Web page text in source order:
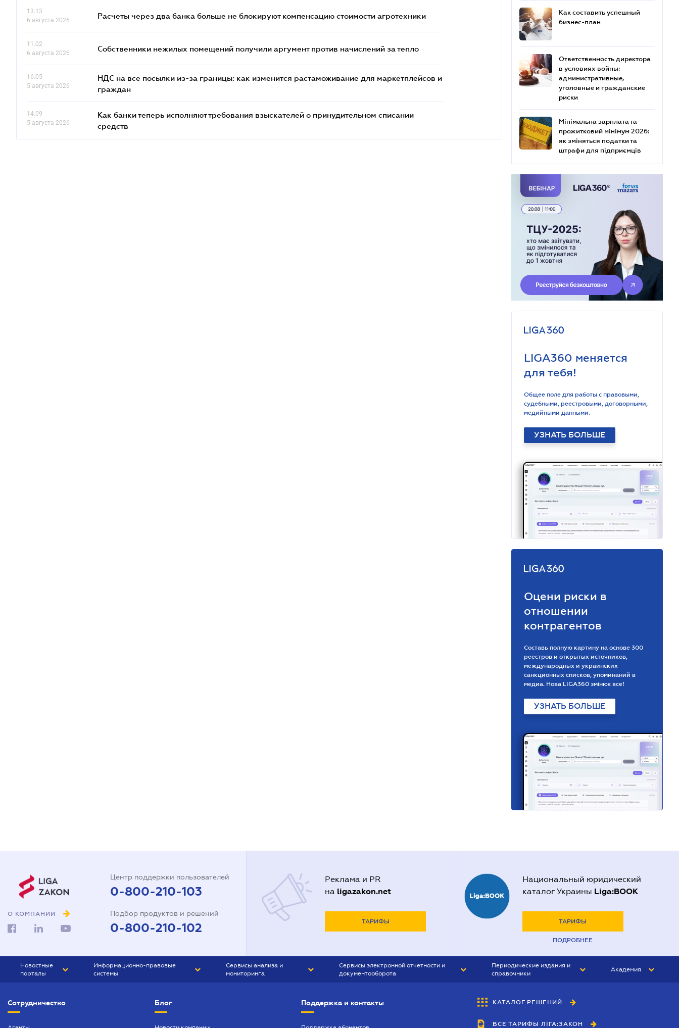
13.13
6 августа 2026
Расчеты через два банка больше не блокируют компенсацию стоимости агротехники
11.02
6 августа 2026
Собственники нежилых помещений получили аргумент против начислений за тепло
16.05
5 августа 2026
НДС на все посылки из-за границы: как изменится растаможивание для маркетплейсов и
граждан
14.09
5 августа 2026
Как банки теперь исполняют требования взыскателей о принудительном списании
средств
Как составить успешный
бизнес-план
Ответственность директора
в условиях войны:
административные,
уголовные и гражданские
риски
Мінімальна зарплата та
прожитковий мінімум 2026:
як зміняться податки та
штрафи для підприємців
LIGA360 меняется
для тебя!
Общее поле для работы с правовыми,
судебными, реестровыми, договорными,
медийными данными.
УЗНАТЬ БОЛЬШЕ
Оцени риски в
отношении
контрагентов
Составь полную картину на основе 300
реестров и открытых источников,
международных и украинских
санкционных списков, упоминаний в
медиа. Нова LIGA360 змінює все!
УЗНАТЬ БОЛЬШЕ
О КОМПАНИИ
Центр поддержки пользователей
0-800-210-103
Подбор продуктов и решений
0-800-210-102
Реклама и PR
на ligazakon.net
ТАРИФЫ
Национальный юридический
каталог Украины Liga:BOOK
ТАРИФЫ
ПОДРОБНЕЕ
Новостные
порталы
БИЗНЕС
Информационно-правовые
системы
Сервисы анализа и
мониторинга
Сервисы электронной отчетности и
документооборота
Периодические издания и
справочники
БУХГАЛТЕР&ЗАКОН
ВЕСТНИК МСФО
Академия
Сотрудничество Блог Поддержка и контакты КАТАЛОГ РЕШЕНИЙ
ВСЕ ТАРИФЫ ЛІГА:ЗАКОН